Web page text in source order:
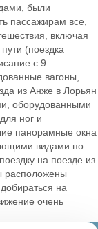
были
пассажирам все,
включая
(поездка
с 9
вагоны,
из Анже в Лорьян
оборудованными
ног и
панорамные окна
видами по
на поезде из
расположены
на
очень